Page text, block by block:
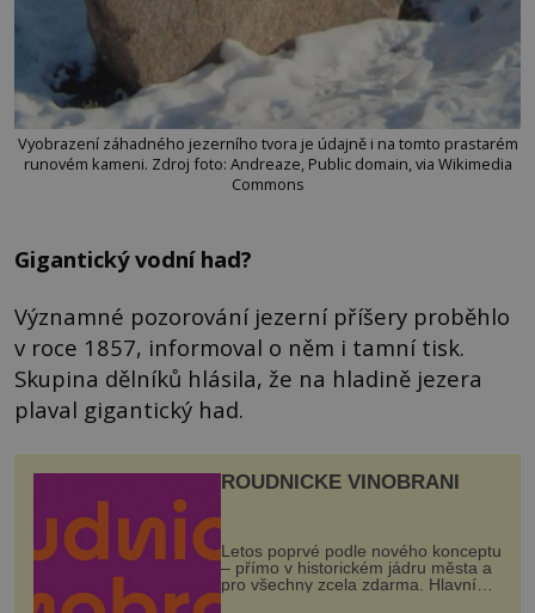
Vyobrazení záhadného jezerního tvora je údajně i na tomto prastarém
runovém kameni. Zdroj foto: Andreaze, Public domain, via Wikimedia
Commons
Gigantický vodní had?
Významné pozorování jezerní příšery proběhlo
v roce 1857, informoval o něm i tamní tisk.
Skupina dělníků hlásila, že na hladině jezera
plaval gigantický had.
ROUDNICKÉ VINOBRANÍ
Letos poprvé podle nového konceptu
– přímo v historickém jádru města a
pro všechny zcela zdarma. Hlavní
program se odehraje na Karlově a